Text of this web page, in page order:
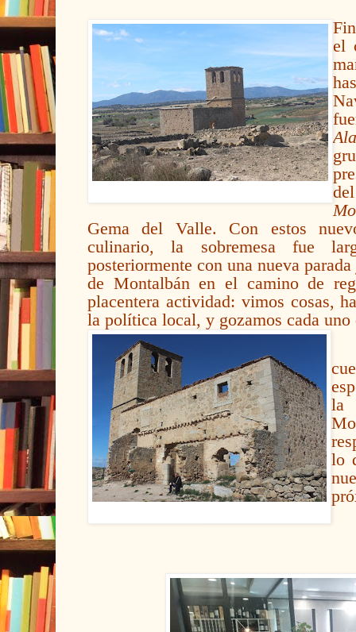
el
Gema del Valle. Con estos
culinario, la sobremesa fue
posteriormente con una nueva
de Montalbán en el camino de
placentera actividad: vimos cosas,
la política local, y gozamos cada uno
la
lo